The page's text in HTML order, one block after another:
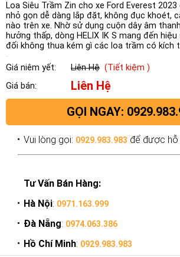
Loa Siêu Trầm Zin cho xe Ford Everest
nhỏ gọn dễ dàng lắp đặt, không đục khoét,
nào trên xe. Nhờ sử dụng cuộn dây âm
hưởng thấp, dòng HELIX IK S mang đến
đối không thua kém gì các loa trầm có kích
Giá niêm yết: Liên Hệ (Tiết kiệm )
Giá bán:
Liên Hệ
GỌI NGAY:
Vui lòng gọi: 0929.983.983 để được hỗ
Tư Vấn Bán Hàng:
Hà Nội: 0971.163.999
Đà Nẵng: 0974.063.386
Hồ Chí Minh: 0929.983.983